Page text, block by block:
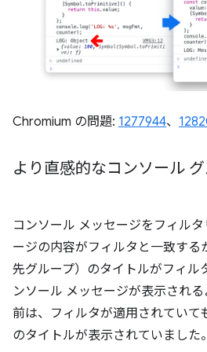
Chromium の問題: 1277944、
より直感的なコンソール
コンソール メッセージをフィル
ージの内容がフィルタと一致する
先グループ）のタイトルがフィル
ンソール メッセージが表示され
前は、フィルタが適用されていて
のタイトルが表示されていました。